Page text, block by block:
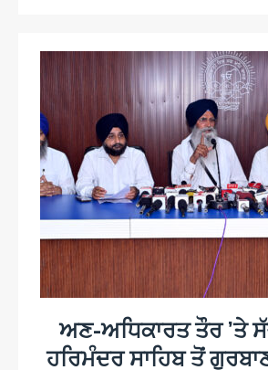
ਅਣ-ਅਧਿਕਾਰਤ ਤੌਰ ’ਤੇ
ਹਰਿਮੰਦਰ ਸਾਹਿਬ ਤੋਂ